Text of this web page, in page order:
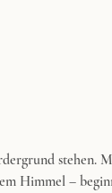
stehen.
Himmel –